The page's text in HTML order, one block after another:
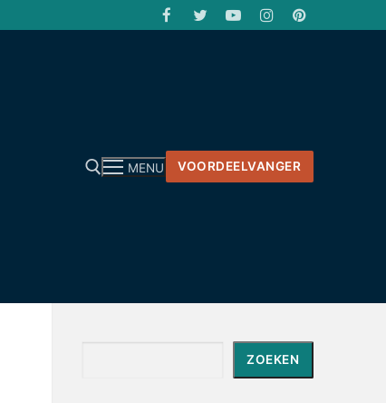
MENU VOORDEELVANGER
ZOEKEN